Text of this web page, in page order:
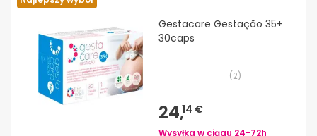
Gestacare Gestação 35+
30caps
(2)
24,14 €
Wysyłka w ciągu 24-72h